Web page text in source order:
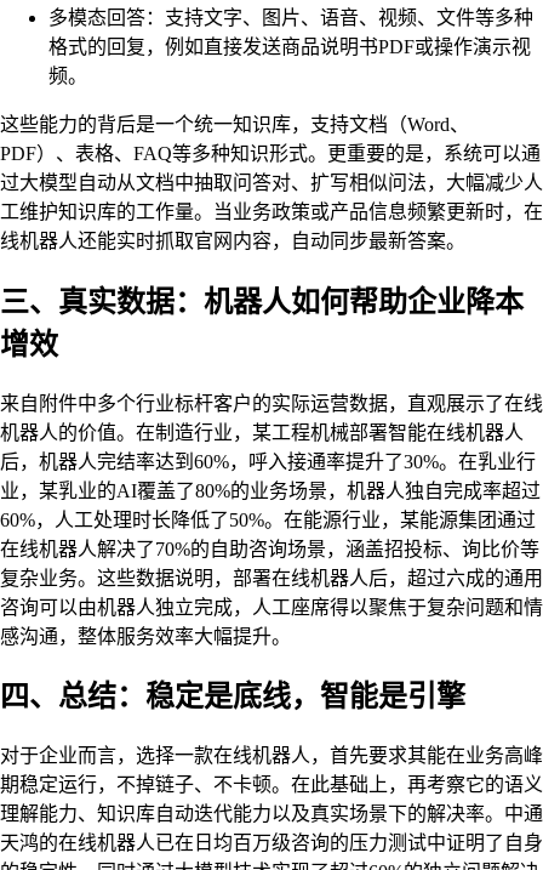
多模态回答：支持文字、图片、语音、视频、文件等多种
格式的回复，例如直接发送商品说明书PDF或操作演示视
频。
这些能力的背后是一个统一知识库，支持文档（Word、
PDF）、表格、FAQ等多种知识形式。更重要的是，系统可以通
过大模型自动从文档中抽取问答对、扩写相似问法，大幅减少人
工维护知识库的工作量。当业务政策或产品信息频繁更新时，在
线机器人还能实时抓取官网内容，自动同步最新答案。
三、真实数据：机器人如何帮助企业降本
增效
来自附件中多个行业标杆客户的实际运营数据，直观展示了在线
机器人的价值。在制造行业，某工程机械部署智能在线机器人
后，机器人完结率达到60%，呼入接通率提升了30%。在乳业行
业，某乳业的AI覆盖了80%的业务场景，机器人独自完成率超过
60%，人工处理时长降低了50%。在能源行业，某能源集团通过
在线机器人解决了70%的自助咨询场景，涵盖招投标、询比价等
复杂业务。这些数据说明，部署在线机器人后，超过六成的通用
咨询可以由机器人独立完成，人工座席得以聚焦于复杂问题和情
感沟通，整体服务效率大幅提升。
四、总结：稳定是底线，智能是引擎
对于企业而言，选择一款在线机器人，首先要求其能在业务高峰
期稳定运行，不掉链子、不卡顿。在此基础上，再考察它的语义
理解能力、知识库自动迭代能力以及真实场景下的解决率。中通
天鸿的在线机器人已在日均百万级咨询的压力测试中证明了自身